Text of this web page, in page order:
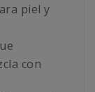
piel y
con